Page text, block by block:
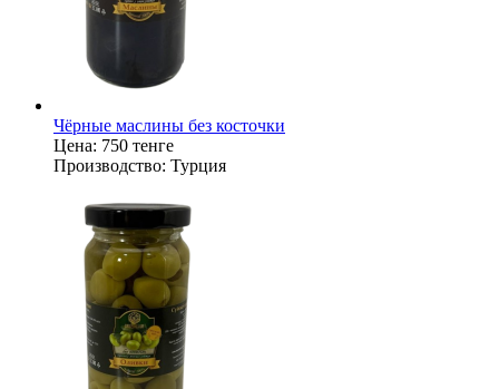
Чёрные маслины без косточки
Цена: 750 тенге
Производство: Турция